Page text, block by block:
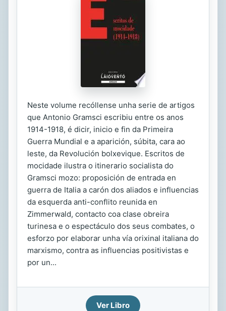
Neste volume recóllense unha serie de artigos
que Antonio Gramsci escribiu entre os anos
1914-1918, é dicir, inicio e fin da Primeira
Guerra Mundial e a aparición, súbita, cara ao
leste, da Revolución bolxevique. Escritos de
mocidade ilustra o itinerario socialista do
Gramsci mozo: proposición de entrada en
guerra de Italia a carón dos aliados e influencias
da esquerda anti-conflito reunida en
Zimmerwald, contacto coa clase obreira
turinesa e o espectáculo dos seus combates, o
esforzo por elaborar unha vía orixinal italiana do
marxismo, contra as influencias positivistas e
por un...
Ver Libro